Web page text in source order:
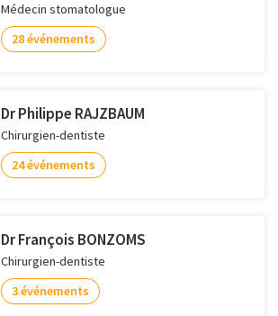
Médecin stomatologue
28 événements
Dr Philippe RAJZBAUM
Chirurgien-dentiste
24 événements
Dr François BONZOMS
Chirurgien-dentiste
3 événements